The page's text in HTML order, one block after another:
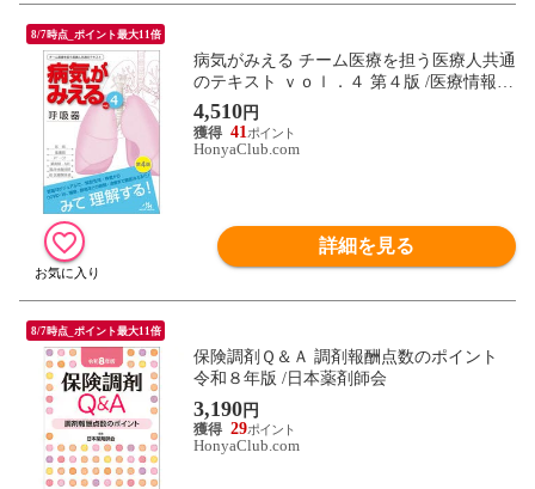
8/7時点_ポイント最大11倍
病気がみえる チーム医療を担う医療人共通
のテキスト ｖｏｌ．４ 第４版 /医療情報科
学研究所
4,510円
41
HonyaClub.com
詳細を見る
8/7時点_ポイント最大11倍
保険調剤Ｑ＆Ａ 調剤報酬点数のポイント
令和８年版 /日本薬剤師会
3,190円
29
HonyaClub.com